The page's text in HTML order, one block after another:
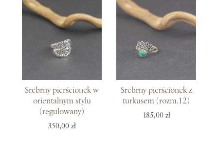
Srebrny pierścionek w
orientalnym stylu
(regulowany)
350,00 zł
Srebrny pierścionek z
turkusem (rozm.12)
185,00 zł